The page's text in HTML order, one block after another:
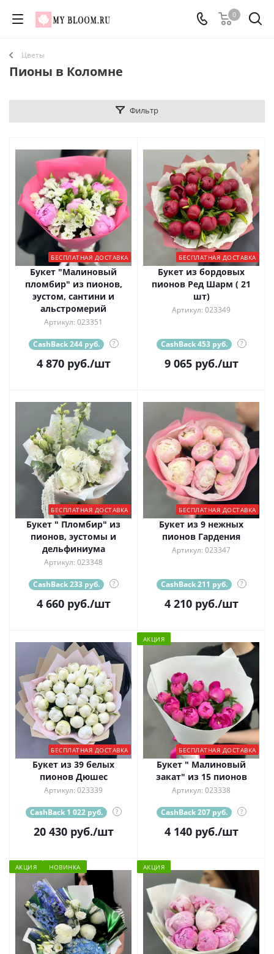
0
Цветы
Пионы в Коломне
Фильтр
БЕСПЛАТНАЯ ДОСТАВКА
Букет "Малиновый
пломбир" из пионов,
эустом, сантини и
альстромерий
Артикул: 023351
CashBack 244 руб. ?
4 870руб./шт
БЕСПЛАТНАЯ ДОСТАВКА
Букет из бордовых
пионов Ред Шарм ( 21
шт)
Артикул: 023349
CashBack 453 руб. ?
9 065руб./шт
БЕСПЛАТНАЯ ДОСТАВКА
Букет " Пломбир" из
пионов, эустомы и
дельфиниума
Артикул: 023348
CashBack 233 руб. ?
4 660руб./шт
БЕСПЛАТНАЯ ДОСТАВКА
Букет из 9 нежных
пионов Гардения
Артикул: 023347
CashBack 211 руб. ?
4 210руб./шт
БЕСПЛАТНАЯ ДОСТАВКА
Букет из 39 белых
пионов Дюшес
Артикул: 023339
CashBack 1 022 руб. ?
20 430руб./шт
АКЦИЯ
БЕСПЛАТНАЯ ДОСТАВКА
Букет " Малиновый
закат" из 15 пионов
Артикул: 023338
CashBack 207 руб. ?
4 140руб./шт
АКЦИЯ НОВИНКА АКЦИЯ